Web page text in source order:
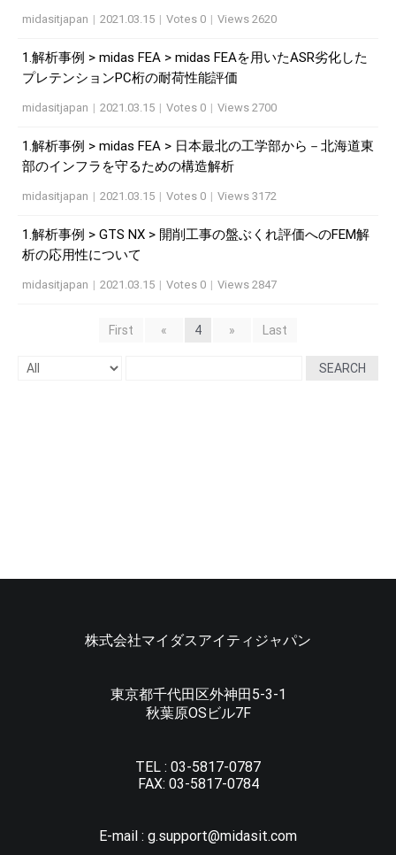
midasitjapan | 2021.03.15 | Votes 0 | Views 2620
1.解析事例 > midas FEA > midas FEAを用いたASR劣化した
プレテンションPC桁の耐荷性能評価
midasitjapan | 2021.03.15 | Votes 0 | Views 2700
1.解析事例 > midas FEA > 日本最北の工学部から－北海道東
部のインフラを守るための構造解析
midasitjapan | 2021.03.15 | Votes 0 | Views 3172
1.解析事例 > GTS NX > 開削工事の盤ぶくれ評価へのFEM解
析の応用性について
midasitjapan | 2021.03.15 | Votes 0 | Views 2847
First « 4 » Last
SEARCH
株式会社マイダスアイティジャパン
東京都千代田区外神田5-3-1
秋葉原OSビル7F
TEL : 03-5817-0787
FAX: 03-5817-0784
E-mail : g.support@midasit.com